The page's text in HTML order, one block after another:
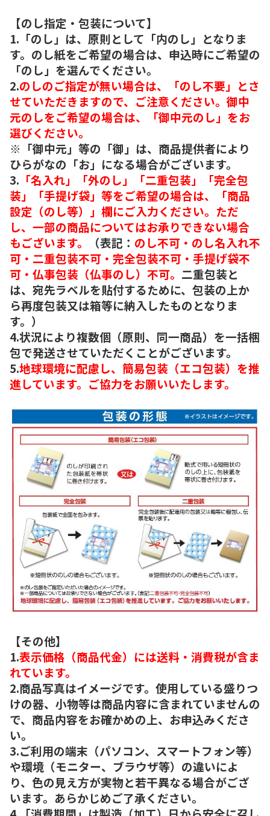
【のし指定・包装について】
1.「のし」は、原則として「内のし」となりま
す。のし紙をご希望の場合は、申込時にご希望の
「のし」を選んでください。
2.のしのご指定が無い場合は、「のし不要」とさ
せていただきますので、ご注意ください。御中
元のしをご希望の場合は、「御中元のし」をお
選びください。
※「御中元」等の「御」は、商品提供者により
ひらがなの「お」になる場合がございます。
3. 「名入れ」「外のし」「二重包装」「完全包
装」「手提げ袋」等をご希望の場合は、「商品
設定（のし等）」欄にご入力ください。ただ
し、一部の商品についてはお承りできない場合
もございます。
（表記： のし不可・のし名入れ不
可・二重包装不可・完全包装不可・手提げ袋不
可・仏事包装（仏事のし）不可。 二重包装と
は、宛先ラベルを貼付するために、包装の上か
ら再度包装又は箱等に納入したものとなりま
す。）
4.状況により複数個（原則、同一商品）を一括梱
包で発送させていただくことがございます。
5.地球環境に配慮し、簡易包装（エコ包装）を推
進しています。ご協力をお願いいたします。
【その他】
1.表示価格（商品代金）には送料・消費税が含ま
れています。
2.商品写真はイメージです。使用している盛りつ
けの器、小物等は商品内容に含まれていませんの
で、商品内容をお確かめの上、お申込みくださ
い。
3.ご利用の端末（パソコン、スマートフォン等）
や環境（モニター、ブラウザ等）の違いによ
り、色の見え方が実物と若干異なる場合がござ
います。あらかじめご了承ください。